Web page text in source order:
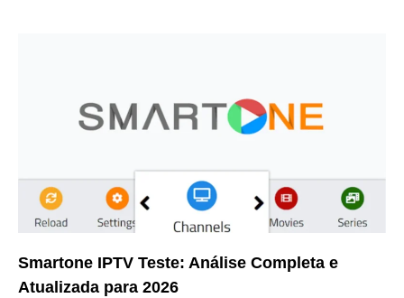
Smartone IPTV Teste: Análise Completa e
Atualizada para 2026